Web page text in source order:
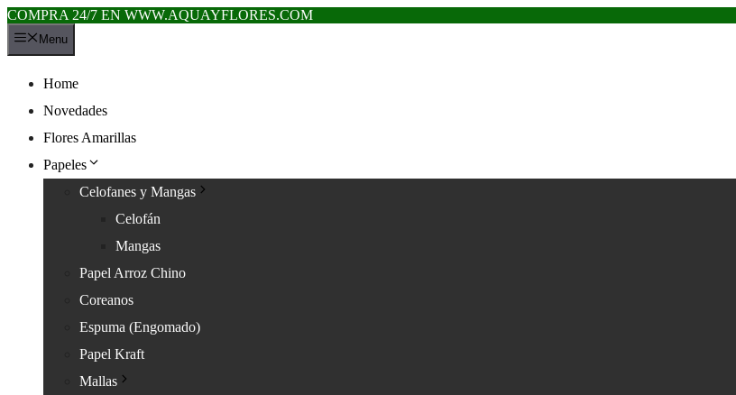
COMPRA 24/7 EN WWW.AQUAYFLORES.COM
Saltar
al
Menu
Home
Novedades
Flores Amarillas
Papeles
Celofanes y Mangas
Celofán
Mangas
Papel Arroz Chino
Coreanos
Espuma (Engomado)
Papel Kraft
Mallas